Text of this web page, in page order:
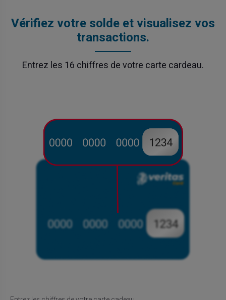
Vérifiez votre solde et visualisez vos
transactions.
Entrez les 16 chiffres de votre carte cardeau.